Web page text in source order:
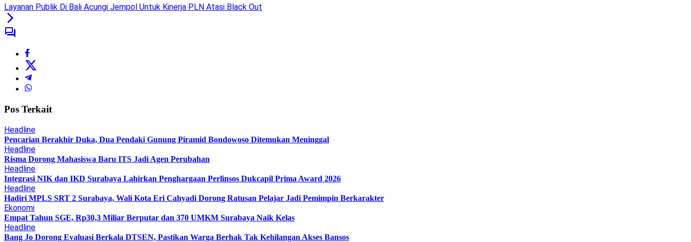
Layanan Publik Di Bali Acungi Jempol Untuk Kinerja PLN Atasi Black Out
Pos Terkait
Headline
Pencarian Berakhir Duka, Dua Pendaki Gunung Piramid Bondowoso Ditemukan Meninggal
Headline
Risma Dorong Mahasiswa Baru ITS Jadi Agen Perubahan
Headline
Integrasi NIK dan IKD Surabaya Lahirkan Penghargaan Perlinsos Dukcapil Prima Award 2026
Headline
Hadiri MPLS SRT 2 Surabaya, Wali Kota Eri Cahyadi Dorong Ratusan Pelajar Jadi Pemimpin Berkarakter
Ekonomi
Empat Tahun SGE, Rp30,3 Miliar Berputar dan 370 UMKM Surabaya Naik Kelas
Headline
Bang Jo Dorong Evaluasi Berkala DTSEN, Pastikan Warga Berhak Tak Kehilangan Akses Bansos